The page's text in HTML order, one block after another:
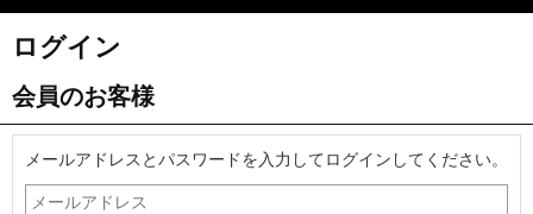
ログイン
会員のお客様
メールアドレスとパスワードを入力してログインしてください。